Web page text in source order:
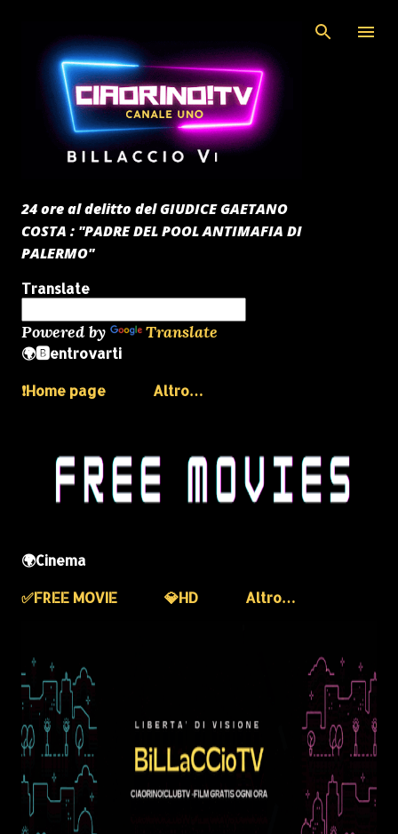
24 ore al delitto del GIUDICE GAETANO
COSTA : "PADRE DEL POOL ANTIMAFIA DI
PALERMO"
Translate
Powered by Translate
🌍🅱️entrovarti
❗️Home page
Altro…
🌍Cinema
✅️FREE MOVIE
💎HD Altro…